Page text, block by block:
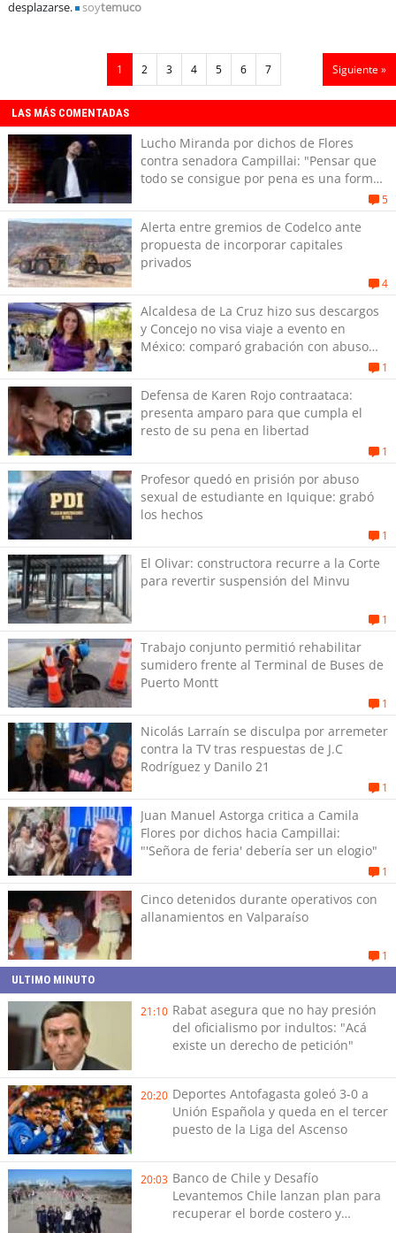
desplazarse. soytemuco
1 2 3 4 5 6 7 Siguiente »
LAS MÁS COMENTADAS
Lucho Miranda por dichos de Flores
contra senadora Campillai: "Pensar que
todo se consigue por pena es una forma
5
Alerta entre gremios de Codelco ante
propuesta de incorporar capitales
privados
4
Alcaldesa de La Cruz hizo sus descargos
y Concejo no visa viaje a evento en
México: comparó grabación con abuso
1
Defensa de Karen Rojo contraataca:
presenta amparo para que cumpla el
resto de su pena en libertad
1
Profesor quedó en prisión por abuso
sexual de estudiante en Iquique: grabó
los hechos
1
El Olivar: constructora recurre a la Corte
para revertir suspensión del Minvu
1
Trabajo conjunto permitió rehabilitar
sumidero frente al Terminal de Buses de
Puerto Montt
1
Nicolás Larraín se disculpa por arremeter
contra la TV tras respuestas de J.C
Rodríguez y Danilo 21
1
Juan Manuel Astorga critica a Camila
Flores por dichos hacia Campillai:
"'Señora de feria' debería ser un elogio"
1
Cinco detenidos durante operativos con
allanamientos en Valparaíso
1
ULTIMO MINUTO
21:10 Rabat asegura que no hay presión
del oficialismo por indultos: "Acá
existe un derecho de petición"
20:20 Deportes Antofagasta goleó 3-0 a
Unión Española y queda en el tercer
puesto de la Liga del Ascenso
20:03 Banco de Chile y Desafío
Levantemos Chile lanzan plan para
recuperar el borde costero y